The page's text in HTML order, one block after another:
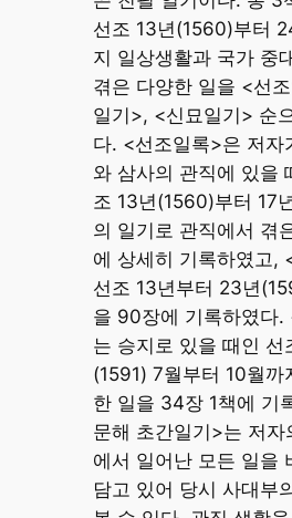
선조 13년(1560)부터
지 일상생활과 국가 중
겪은 다양한 일을 <선
일기>, <신묘일기> 순
다. <선조일록>은 저자
와 삼사의 관직에 있을
조 13년(1560)부터 17
의 일기로 관직에서 겪
에 상세히 기록하였고,
선조 13년부터 23년
을 90장에 기록하였다.
는 승지로 있을 때인 선
(1591) 7월부터 10월까
한 일을 34장 1책에 기
문해 초간일기>는 저자
에서 일어난 모든 일을
담고 있어 당시 사대부